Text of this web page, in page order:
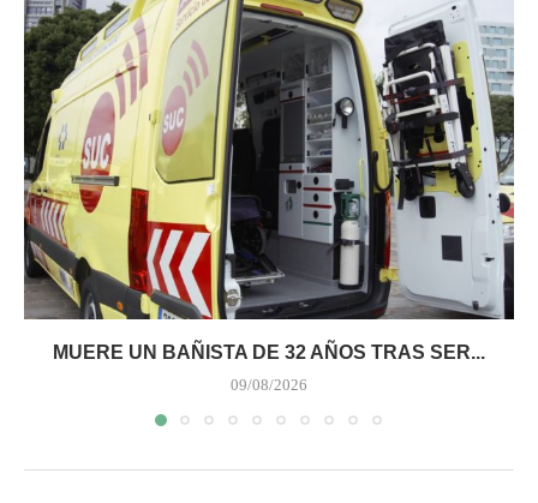
MUERE UN BAÑISTA DE 32 AÑOS TRAS SER...
09/08/2026